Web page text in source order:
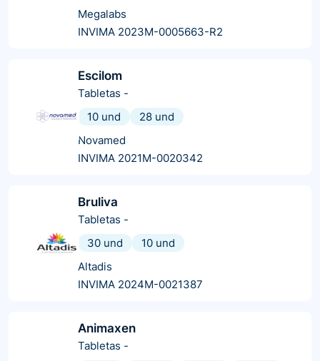
Megalabs
INVIMA 2023M-0005663-R2
Escilom
Tabletas -
10 und
28 und
Novamed
INVIMA 2021M-0020342
Bruliva
Tabletas -
30 und
10 und
Altadis
INVIMA 2024M-0021387
Animaxen
Tabletas -